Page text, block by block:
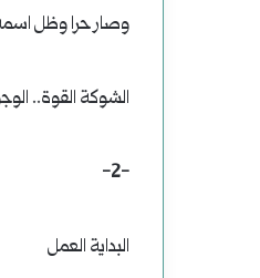
وصار حرا وظل
الشوكة القوة..
-2-
البداية العمل